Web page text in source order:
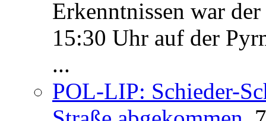
Erkenntnissen war
15:30 Uhr auf der
...
POL-LIP: Schieder-